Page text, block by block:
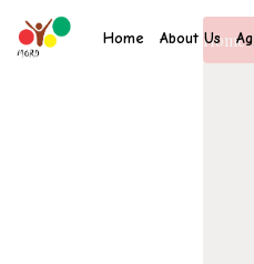
Home About UsHome